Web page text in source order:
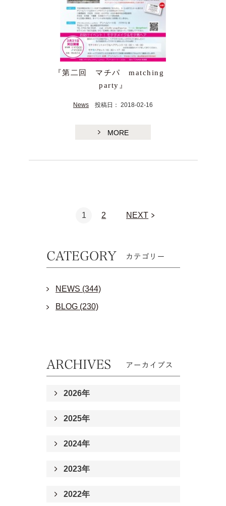
『第二回 マチパ matching
party』
News 投稿日： 2018-02-16
MORE
1 2 NEXT
NEWS (344)
BLOG (230)
2026年
2025年
2024年
2023年
2022年